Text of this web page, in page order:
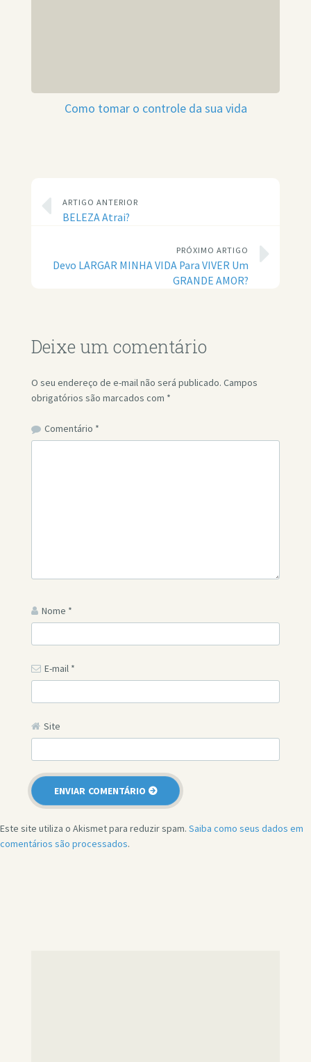
Como tomar o controle da sua vida
ARTIGO ANTERIOR
BELEZA Atrai?
PRÓXIMO ARTIGO
Devo LARGAR MINHA VIDA Para VIVER Um
GRANDE AMOR?
Deixe um comentário
O seu endereço de e-mail não será publicado. Campos
obrigatórios são marcados com *
Comentário *
Nome *
E-mail *
Site
Este site utiliza o Akismet para reduzir spam. Saiba como seus dados em
comentários são processados.